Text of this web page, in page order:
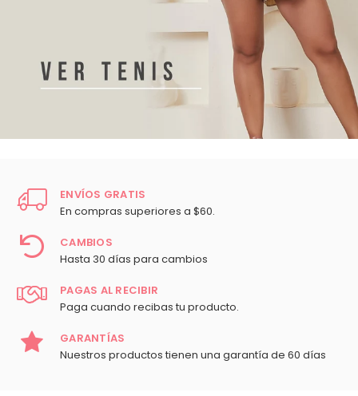
ENVÍOS GRATIS
En compras superiores a $60.
CAMBIOS
Hasta 30 días para cambios
PAGAS AL RECIBIR
Paga cuando recibas tu producto.
GARANTÍAS
Nuestros productos tienen una garantía de 60 días